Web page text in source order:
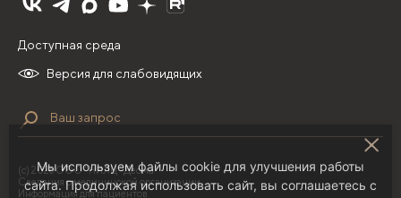
Версия для слабовидящих
Доступная среда
(с) 2026 ООО "НИЛЦ "Деома"
Сведения о медицинской организации
Информация для пациентов
Мы используем файлы cookie для улучшения работы
сайта. Продолжая использовать сайт, вы соглашаетесь с